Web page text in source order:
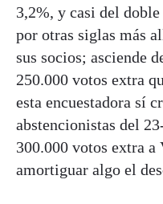
3,2%, y casi del doble
por otras siglas más
sus socios; asciende
250.000 votos extra
esta encuestadora sí
abstencionistas del
300.000 votos extra a
amortiguar algo el